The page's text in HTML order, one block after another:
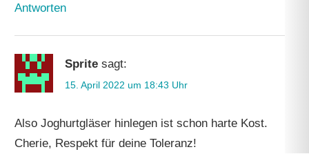
Antworten
Sprite sagt:
15. April 2022 um 18:43 Uhr
Also Joghurtgläser hinlegen ist schon harte Kost.
Cherie, Respekt für deine Toleranz!